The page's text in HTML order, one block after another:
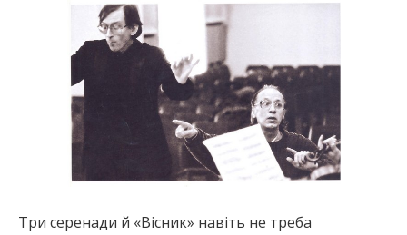
Три серенади й «Вісник» навіть не треба